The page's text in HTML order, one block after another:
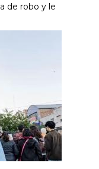
de robo y le